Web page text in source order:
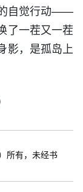
自觉行动——
了一茬又一茬
影，是孤岛上
所有，未经书